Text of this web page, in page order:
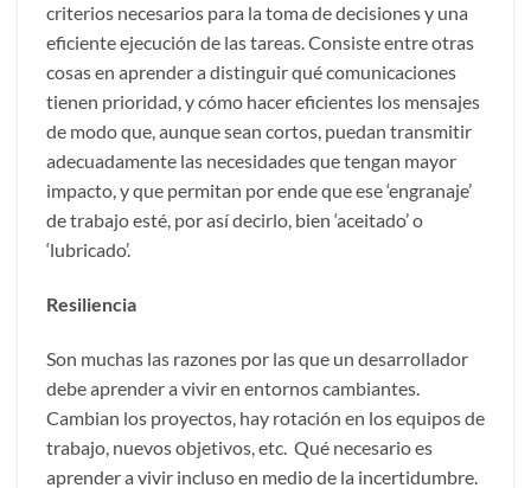
criterios necesarios para la toma de decisiones y una
eficiente ejecución de las tareas. Consiste entre otras
cosas en aprender a distinguir qué comunicaciones
tienen prioridad, y cómo hacer eficientes los mensajes
de modo que, aunque sean cortos, puedan transmitir
adecuadamente las necesidades que tengan mayor
impacto, y que permitan por ende que ese ‘engranaje’
de trabajo esté, por así decirlo, bien ‘aceitado’ o
‘lubricado’.
Resiliencia
Son muchas las razones por las que un desarrollador
debe aprender a vivir en entornos cambiantes.
Cambian los proyectos, hay rotación en los equipos de
trabajo, nuevos objetivos, etc. Qué necesario es
aprender a vivir incluso en medio de la incertidumbre.